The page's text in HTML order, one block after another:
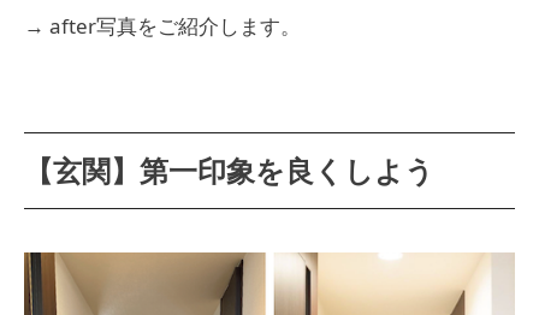
→ after写真をご紹介します。
【玄関】第一印象を良くしよう